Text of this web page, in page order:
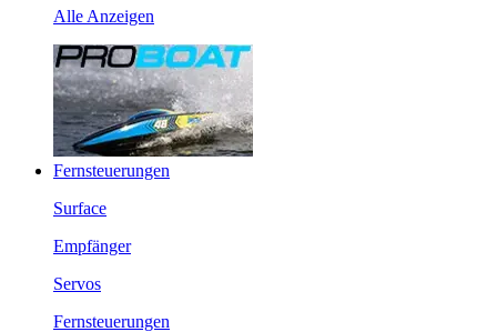
Alle Anzeigen
Fernsteuerungen
Surface
Empfänger
Servos
Fernsteuerungen